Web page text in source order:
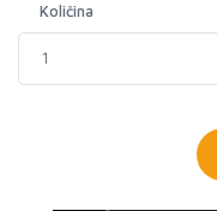
Količina